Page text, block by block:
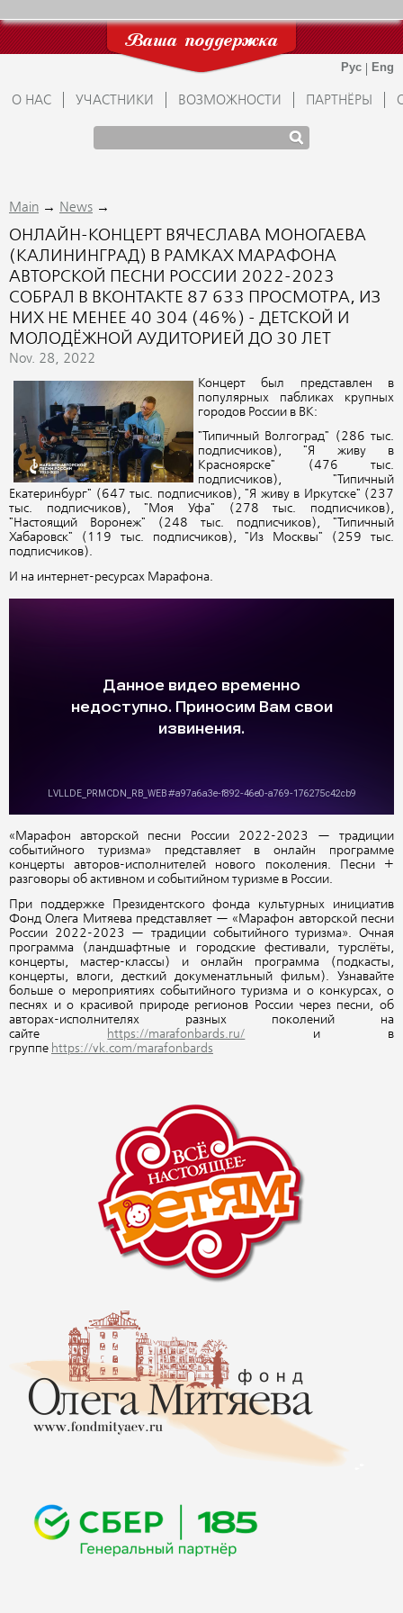
Ваша поддержка
О НАС УЧАСТНИКИ ВОЗМОЖНОСТИ ПАРТНЁРЫ
Main → News →
ОНЛАЙН-КОНЦЕРТ ВЯЧЕСЛАВА МОНОГАЕВА
(КАЛИНИНГРАД) В РАМКАХ МАРАФОНА
АВТОРСКОЙ ПЕСНИ РОССИИ 2022-2023
СОБРАЛ В ВКОНТАКТЕ 87 633 ПРОСМОТРА, ИЗ
НИХ НЕ МЕНЕЕ 40 304 (46%) - ДЕТСКОЙ И
МОЛОДЁЖНОЙ АУДИТОРИЕЙ ДО 30 ЛЕТ
Nov. 28, 2022
Концерт был представлен в
популярных пабликах крупных
городов России в ВК:
"Типичный Волгоград" (286 тыс.
подписчиков), "Я живу в
Красноярске" (476 тыс.
подписчиков), "Типичный
Екатеринбург" (647 тыс. подписчиков), "Я живу в Иркутске" (237
тыс. подписчиков), "Моя Уфа" (278 тыс. подписчиков),
"Настоящий Воронеж" (248 тыс. подписчиков), "Типичный
Хабаровск" (119 тыс. подписчиков), "Из Москвы" (259 тыс.
подписчиков).
И на интернет-ресурсах Марафона.
«Марафон авторской песни России 2022-2023 — традиции
событийного туризма» представляет в онлайн программе
концерты авторов-исполнителей нового поколения. Песни +
разговоры об активном и событийном туризме в России.
При поддержке Президентского фонда культурных инициатив
Фонд Олега Митяева представляет — «Марафон авторской песни
России 2022-2023 — традиции событийного туризма». Очная
программа (ландшафтные и городские фестивали, турслёты,
концерты, мастер-классы) и онлайн программа (подкасты,
концерты, влоги, десткий докуменатльный фильм). Узнавайте
больше о мероприятиях событийного туризма и о конкурсах, о
песнях и о красивой природе регионов России через песни, об
авторах-исполнителях разных поколений на
сайте
https://marafonbards.ru/ и в
группе https://vk.com/marafonbards